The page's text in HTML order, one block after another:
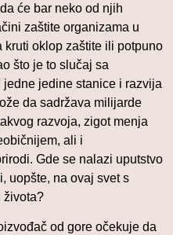
će bar neko od njih
zaštite organizama u
oklop zaštite ili potpuno
što je to slučaj sa
jedine stanice i razvija
da sadržava milijarde
razvoja, zigot menja
ali i
Gde se nalazi uputstvo
uopšte, na ovaj svet s
života?
od gore očekuje da